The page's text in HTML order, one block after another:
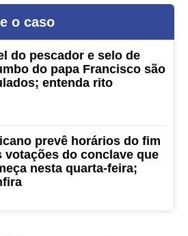
o caso
do pescador e selo de
do papa Francisco são
entenda rito
prevê horários do fim
votações do conclave que
nesta quarta-feira;